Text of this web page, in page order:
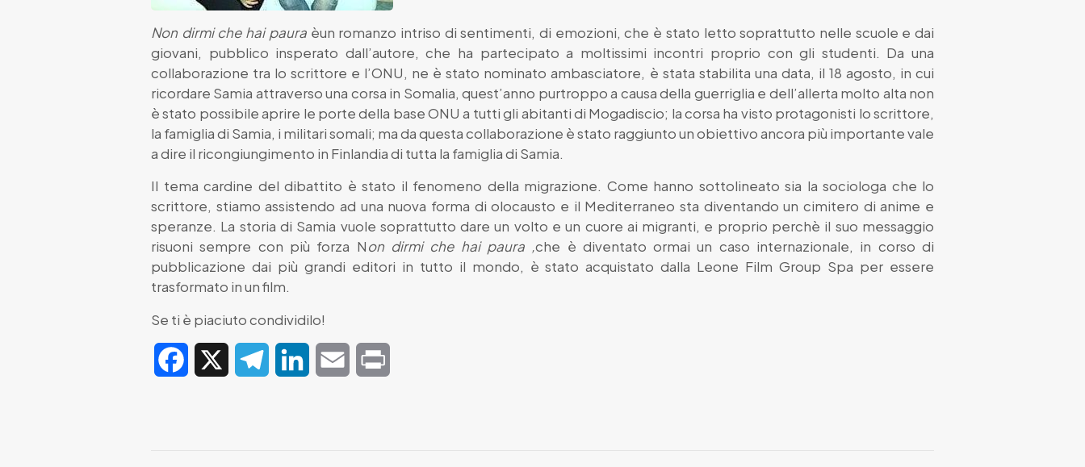
Non dirmi che hai pauraèun romanzo intriso di sentimenti, di emozioni, che è stato letto soprattutto nelle scuole e dai
giovani, pubblico insperato dall’autore, che ha partecipato a moltissimi incontri proprio con gli studenti. Da una
collaborazione tra lo scrittore e l’ONU, ne è stato nominato ambasciatore, è stata stabilita una data, il 18 agosto, in cui
ricordare Samia attraverso una corsa in Somalia, quest’anno purtroppo a causa della guerriglia e dell’allerta molto alta non
è stato possibile aprire le porte della base ONU a tutti gli abitanti di Mogadiscio; la corsa ha visto protagonisti lo scrittore,
la famiglia di Samia, i militari somali; ma da questa collaborazione è stato raggiunto un obiettivo ancora più importante vale
a dire il ricongiungimento in Finlandia di tutta la famiglia di Samia.
Il tema cardine del dibattito è stato il fenomeno della migrazione. Come hanno sottolineato sia la sociologa che lo
scrittore, stiamo assistendo ad una nuova forma di olocausto e il Mediterraneo sta diventando un cimitero di anime e
speranze. La storia di Samia vuole soprattutto dare un volto e un cuore ai migranti, e proprio perchè il suo messaggio
risuoni sempre con più forza Non dirmi che hai paura ,che è diventato ormai un caso internazionale, in corso di
pubblicazione dai più grandi editori in tutto il mondo, è stato acquistato dalla Leone Film Group Spa per essere
trasformato in un film.
Se ti è piaciuto condividilo!
Facebook TelegramLinkedIn Email